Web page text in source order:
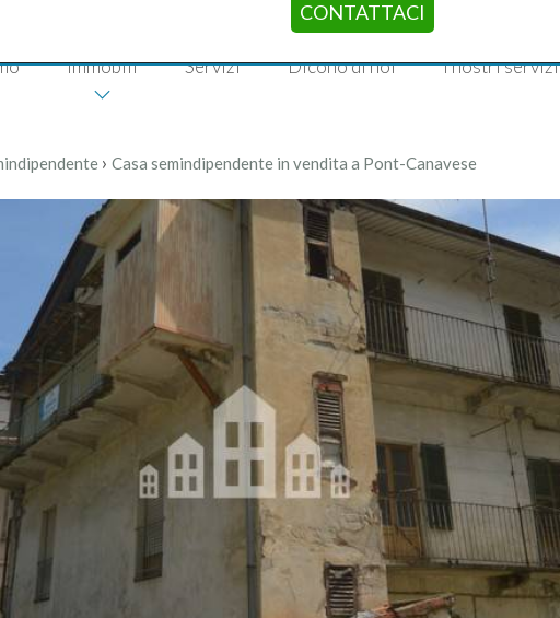
Immobili Servizi Dicono di noi I nostri servizi
CONTATTACI
› Casa semindipendente in vendita a Pont-Canavese